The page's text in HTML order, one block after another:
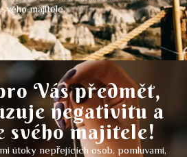
svého majitele.
Vás předmět,
negativitu a
svého majitele!
útoky nepřejících osob, pomluvami,